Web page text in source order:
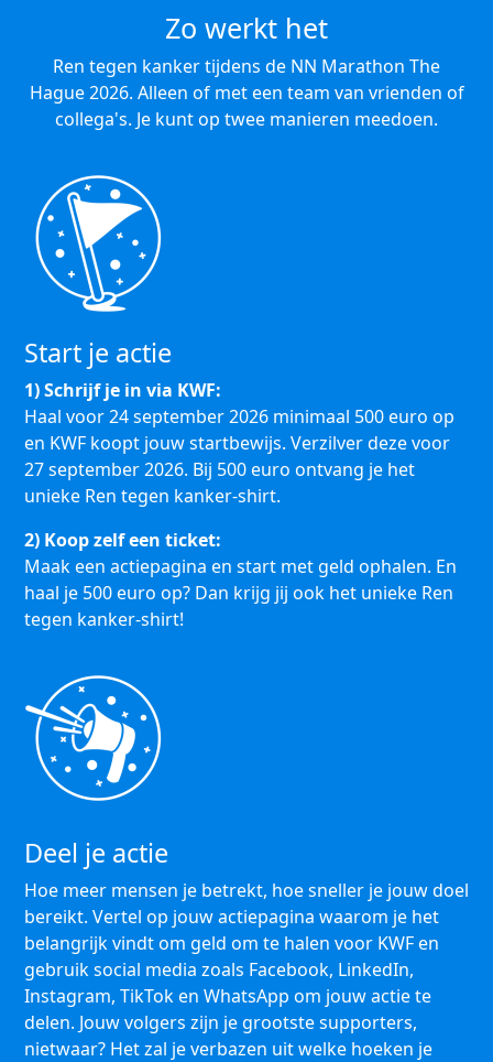
Zo werkt het
Ren tegen kanker tijdens de NN Marathon The
Hague 2026. Alleen of met een team van vrienden of
collega's. Je kunt op twee manieren meedoen.
Start je actie
1) Schrijf je in via KWF:
Haal voor 24 september 2026 minimaal 500 euro op
en KWF koopt jouw startbewijs. Verzilver deze voor
27 september 2026. Bij 500 euro ontvang je het
unieke Ren tegen kanker-shirt.
2) Koop zelf een ticket:
Maak een actiepagina en start met geld ophalen. En
haal je 500 euro op? Dan krijg jij ook het unieke Ren
tegen kanker-shirt!
Deel je actie
Hoe meer mensen je betrekt, hoe sneller je jouw doel
bereikt. Vertel op jouw actiepagina waarom je het
belangrijk vindt om geld om te halen voor KWF en
gebruik social media zoals Facebook, LinkedIn,
Instagram, TikTok en WhatsApp om jouw actie te
delen. Jouw volgers zijn je grootste supporters,
nietwaar? Het zal je verbazen uit welke hoeken je